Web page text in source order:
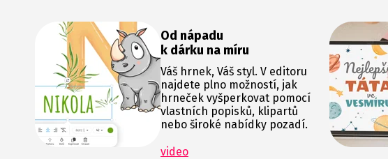
Od nápadu
k dárku na míru
Váš hrnek, Váš styl. V editoru
najdete plno možností, jak
hrneček vyšperkovat pomocí
vlastních popisků, klipartů
nebo široké nabídky pozadí.
video